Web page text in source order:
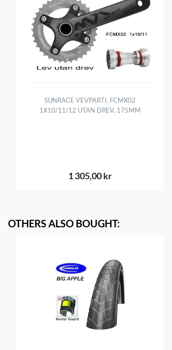
SUNRACE VEVPARTI, FCMX02
1X10/11/12 UTAN DREV, 175MM
1 305,00 kr
OTHERS ALSO BOUGHT: